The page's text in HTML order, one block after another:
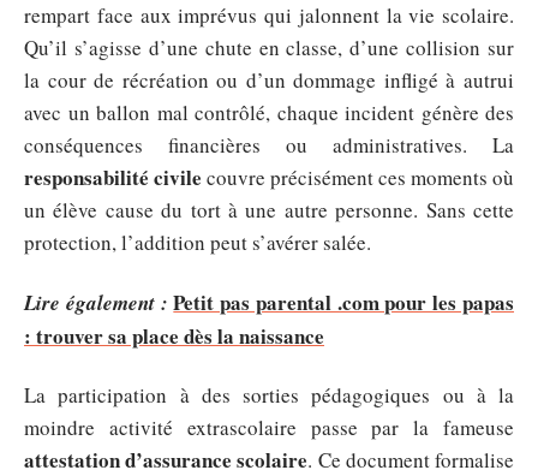
rempart face aux imprévus qui jalonnent la vie scolaire.
Qu’il s’agisse d’une chute en classe, d’une collision sur
la cour de récréation ou d’un dommage infligé à autrui
avec un ballon mal contrôlé, chaque incident génère des
conséquences financières ou administratives. La
responsabilité civile couvre précisément ces moments où
un élève cause du tort à une autre personne. Sans cette
protection, l’addition peut s’avérer salée.
Lire également : Petit pas parental .com pour les papas
: trouver sa place dès la naissance
La participation à des sorties pédagogiques ou à la
moindre activité extrascolaire passe par la fameuse
attestation d’assurance scolaire. Ce document formalise